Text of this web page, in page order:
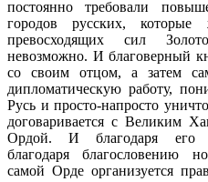
постоянно требовали
городов русских, которые
превосходящих сил
невозможно. И благоверный
со своим отцом, а затем
дипломатическую работу,
Русь и просто-напросто
договаривается с Великим
Ордой. И благодаря его
благодаря благословению
самой Орде организуется